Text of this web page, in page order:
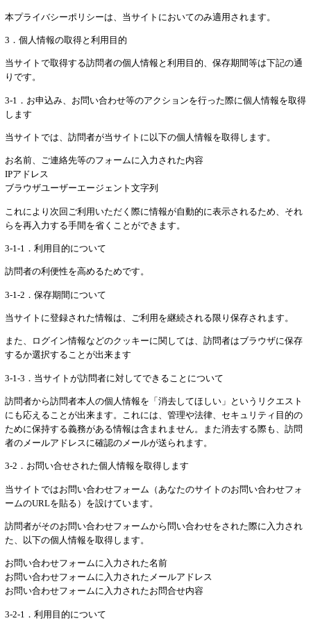
本プライバシーポリシーは、当サイトにおいてのみ適用されます。
3．個人情報の取得と利用目的
当サイトで取得する訪問者の個人情報と利用目的、保存期間等は下記の通
りです。
3-1．お申込み、お問い合わせ等のアクションを行った際に個人情報を取得
します
当サイトでは、訪問者が当サイトに以下の個人情報を取得します。
お名前、ご連絡先等のフォームに入力された内容
IPアドレス
ブラウザユーザーエージェント文字列
これにより次回ご利用いただく際に情報が自動的に表示されるため、それ
らを再入力する手間を省くことができます。
3-1-1．利用目的について
訪問者の利便性を高めるためです。
3-1-2．保存期間について
当サイトに登録された情報は、ご利用を継続される限り保存されます。
また、ログイン情報などのクッキーに関しては、訪問者はブラウザに保存
するか選択することが出来ます
3-1-3．当サイトが訪問者に対してできることについて
訪問者から訪問者本人の個人情報を「消去してほしい」というリクエスト
にも応えることが出来ます。これには、管理や法律、セキュリティ目的の
ために保持する義務がある情報は含まれません。また消去する際も、訪問
者のメールアドレスに確認のメールが送られます。
3-2．お問い合せされた個人情報を取得します
当サイトではお問い合わせフォーム（あなたのサイトのお問い合わせフォ
ームのURLを貼る）を設けています。
訪問者がそのお問い合わせフォームから問い合わせをされた際に入力され
た、以下の個人情報を取得します。
お問い合わせフォームに入力された名前
お問い合わせフォームに入力されたメールアドレス
お問い合わせフォームに入力されたお問合せ内容
3-2-1．利用目的について